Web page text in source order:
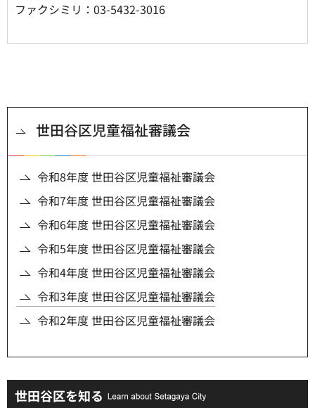
ファクシミリ：03-5432-3016
世田谷区児童福祉審議会
令和8年度 世田谷区児童福祉審議会
令和7年度 世田谷区児童福祉審議会
令和6年度 世田谷区児童福祉審議会
令和5年度 世田谷区児童福祉審議会
令和4年度 世田谷区児童福祉審議会
令和3年度 世田谷区児童福祉審議会
令和2年度 世田谷区児童福祉審議会
世田谷区を知る